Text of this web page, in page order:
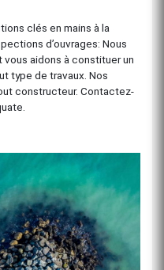
clés en mains à la
d’ouvrages: Nous
aidons à constituer un
type de travaux. Nos
constructeur. Contactez-